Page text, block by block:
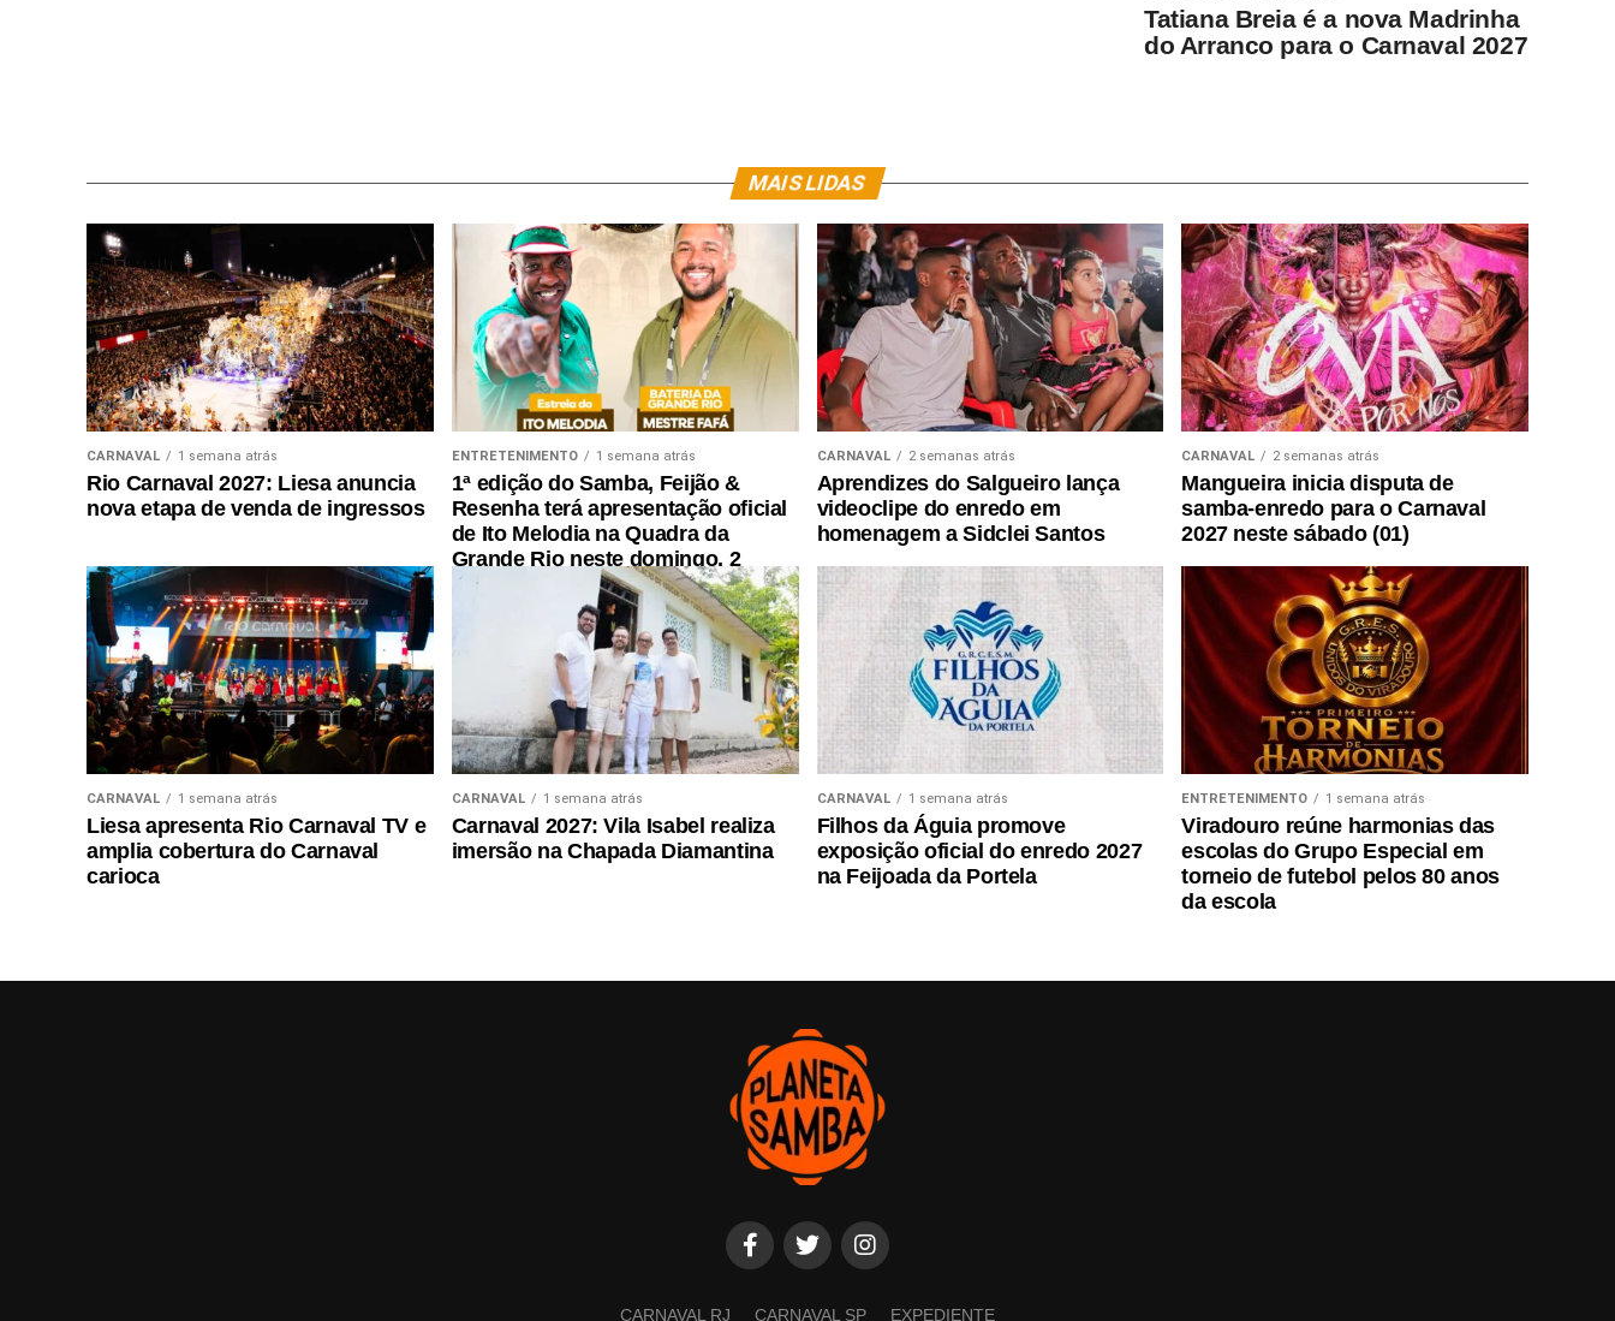
Tatiana Breia é a nova Madrinha
do Arranco para o Carnaval 2027
MAIS LIDAS
CARNAVAL 1 semana atrás
Rio Carnaval 2027: Liesa anuncia
nova etapa de venda de ingressos
ENTRETENIMENTO 1 semana atrás
1ª edição do Samba, Feijão &
Resenha terá apresentação oficial
de Ito Melodia na Quadra da
Grande Rio neste domingo, 2
CARNAVAL 2 semanas atrás
Aprendizes do Salgueiro lança
videoclipe do enredo em
homenagem a Sidclei Santos
CARNAVAL 2 semanas atrás
Mangueira inicia disputa de
samba-enredo para o Carnaval
2027 neste sábado (01)
CARNAVAL 1 semana atrás
Liesa apresenta Rio Carnaval TV e
amplia cobertura do Carnaval
carioca
CARNAVAL 1 semana atrás
Carnaval 2027: Vila Isabel realiza
imersão na Chapada Diamantina
CARNAVAL 1 semana atrás
Filhos da Águia promove
exposição oficial do enredo 2027
na Feijoada da Portela
ENTRETENIMENTO 1 semana atrás
Viradouro reúne harmonias das
escolas do Grupo Especial em
torneio de futebol pelos 80 anos
da escola
CARNAVAL RJ CARNAVAL SP EXPEDIENTE